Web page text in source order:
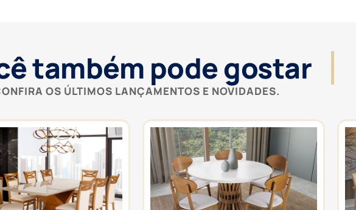
também pode gostar
OS ÚLTIMOS LANÇAMENTOS E NOVIDADES.